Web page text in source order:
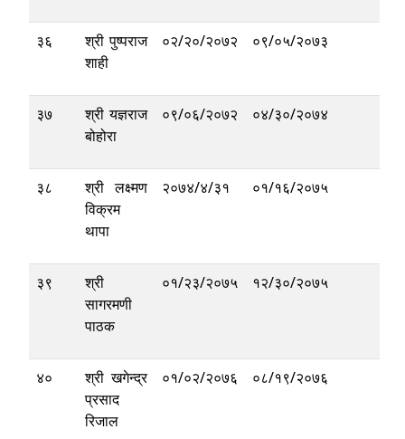
३६
श्री पुष्पराज
शाही
०२/२०/२०७२ ०९/०५/२०७३
३७
श्री यज्ञराज
बोहोरा
०९/०६/२०७२ ०४/३०/२०७४
३८
श्री लक्ष्मण
विक्रम
थापा
२०७४/४/३१ ०१/१६/२०७५
३९
श्री
सागरमणी
पाठक
०१/२३/२०७५ १२/३०/२०७५
४०
श्री खगेन्द्र
प्रसाद
रिजाल
०१/०२/२०७६ ०८/१९/२०७६